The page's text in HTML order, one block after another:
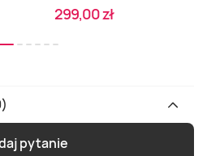
299,00 zł
pytanie